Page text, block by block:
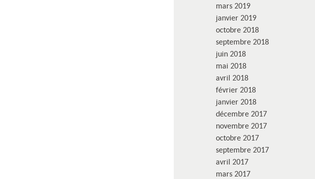
mars 2019
janvier 2019
octobre 2018
septembre 2018
juin 2018
mai 2018
avril 2018
février 2018
janvier 2018
décembre 2017
novembre 2017
octobre 2017
septembre 2017
avril 2017
mars 2017